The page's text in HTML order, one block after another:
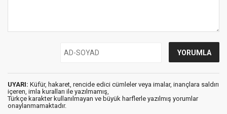
UYARI: Küfür, hakaret, rencide edici cümleler veya imalar, inançlara saldırı
içeren, imla kuralları ile yazılmamış,
Türkçe karakter kullanılmayan ve büyük harflerle yazılmış yorumlar
onaylanmamaktadır.